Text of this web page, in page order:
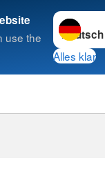
use the
Sprache
Alles klar